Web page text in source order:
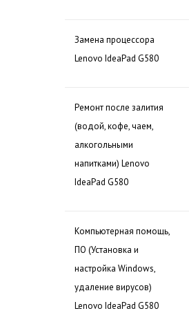
Замена процессора
Lenovo IdeaPad G580
Ремонт после залития
(водой, кофе, чаем,
алкогольными
напитками) Lenovo
IdeaPad G580
Компьютерная помощь,
ПО (Установка и
настройка Windows,
удаление вирусов)
Lenovo IdeaPad G580